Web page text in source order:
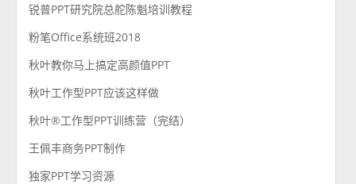
锐普PPT研究院总舵陈魁培训教程
粉笔Office系统班2018
秋叶教你马上搞定高颜值PPT
秋叶工作型PPT应该这样做
秋叶®工作型PPT训练营（完结）
王佩丰商务PPT制作
独家PPT学习资源